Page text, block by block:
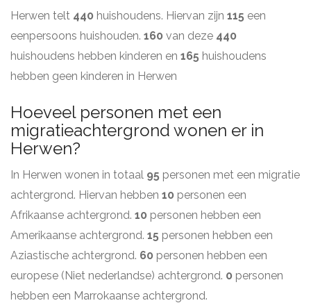
Herwen telt 440 huishoudens. Hiervan zijn 115 een
eenpersoons huishouden. 160 van deze 440
huishoudens hebben kinderen en 165 huishoudens
hebben geen kinderen in Herwen
Hoeveel personen met een
migratieachtergrond wonen er in
Herwen?
In Herwen wonen in totaal 95 personen met een migratie
achtergrond. Hiervan hebben 10 personen een
Afrikaanse achtergrond. 10 personen hebben een
Amerikaanse achtergrond. 15 personen hebben een
Aziastische achtergrond. 60 personen hebben een
europese (Niet nederlandse) achtergrond. 0 personen
hebben een Marrokaanse achtergrond.